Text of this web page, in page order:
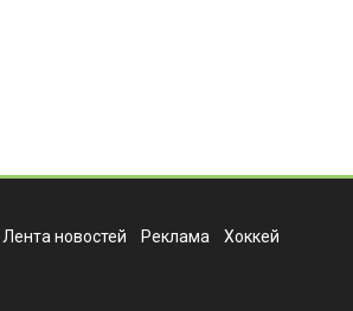
Лента новостей Реклама Хоккей